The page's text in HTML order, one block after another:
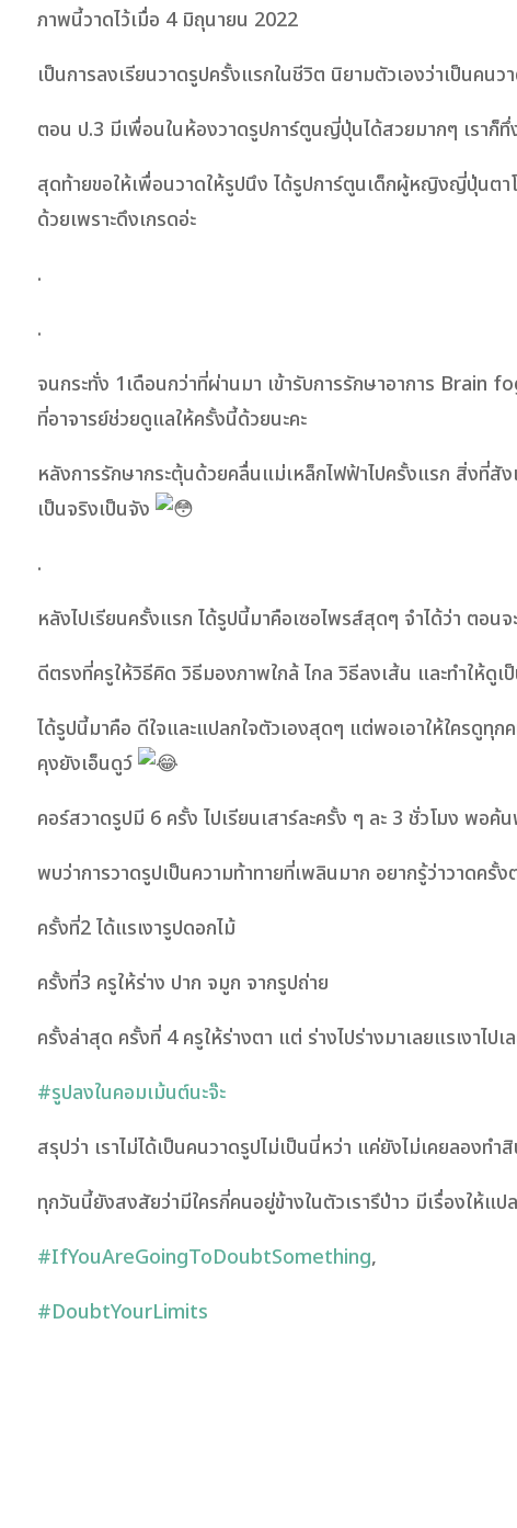
ภาพนี้วาดไว้เมื่อ 4 มิถุนายน 2022
เป็นการลงเรียนวาดรูปครั้งแรกในชีวิต นิยามตัวเองว่าเป็นคน
ตอน ป.3 มีเพื่อนในห้องวาดรูปการ์ตูนญี่ปุ่นได้สวยมากๆ เราก็
สุดท้ายขอให้เพื่อนวาดให้รูปนึง ได้รูปการ์ตูนเด็กผู้หญิงญี่ปุ่นตา
ด้วยเพราะดึงเกรดอ่ะ
.
.
จนกระทั่ง 1เดือนกว่าที่ผ่านมา เข้ารับการรักษาอาการ
ที่อาจารย์ช่วยดูแลให้ครั้งนี้ด้วยนะคะ
หลังการรักษากระตุ้นด้วยคลื่นแม่เหล็กไฟฟ้าไปครั้งแรก สิ่งที่สั
เป็นจริงเป็นจัง
.
หลังไปเรียนครั้งแรก ได้รูปนี้มาคือเซอไพรส์สุดๆ จำได้ว่า ตอน
ดีตรงที่ครูให้วิธีคิด วิธีมองภาพใกล้ ไกล วิธีลงเส้น และทำให้ดู
ได้รูปนี้มาคือ ดีใจและแปลกใจตัวเองสุดๆ แต่พอเอาให้ใครดูทุก
คุงยังเอ็นดูว์
คอร์สวาดรูปมี 6 ครั้ง ไปเรียนเสาร์ละครั้ง ๆ ละ 3 ชั่วโมง พอค้
พบว่าการวาดรูปเป็นความท้าทายที่เพลินมาก อยากรู้ว่าวาดครั้ง
ครั้งที่2 ได้แรเงารูปดอกไม้
ครั้งที่3 ครูให้ร่าง ปาก จมูก จากรูปถ่าย
ครั้งล่าสุด ครั้งที่ 4 ครูให้ร่างตา แต่ ร่างไปร่างมาเลยแรเงาไ
#รูปลงในคอมเม้นต์นะจ๊ะ
สรุปว่า เราไม่ได้เป็นคนวาดรูปไม่เป็นนี่หว่า แค่ยังไม่เคยลองทำ
ทุกวันนี้ยังสงสัยว่ามีใครกี่คนอยู่ข้างในตัวเรารึป่าว มีเรื่องให้แ
#IfYouAreGoingToDoubtSomething,
#DoubtYourLimits